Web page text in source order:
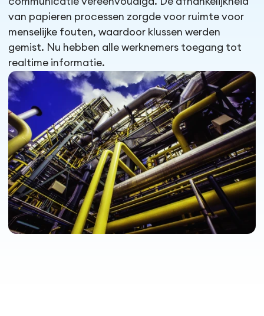
van papieren processen zorgde voor ruimte voor
menselijke fouten, waardoor klussen werden
gemist. Nu hebben alle werknemers toegang tot
realtime informatie.